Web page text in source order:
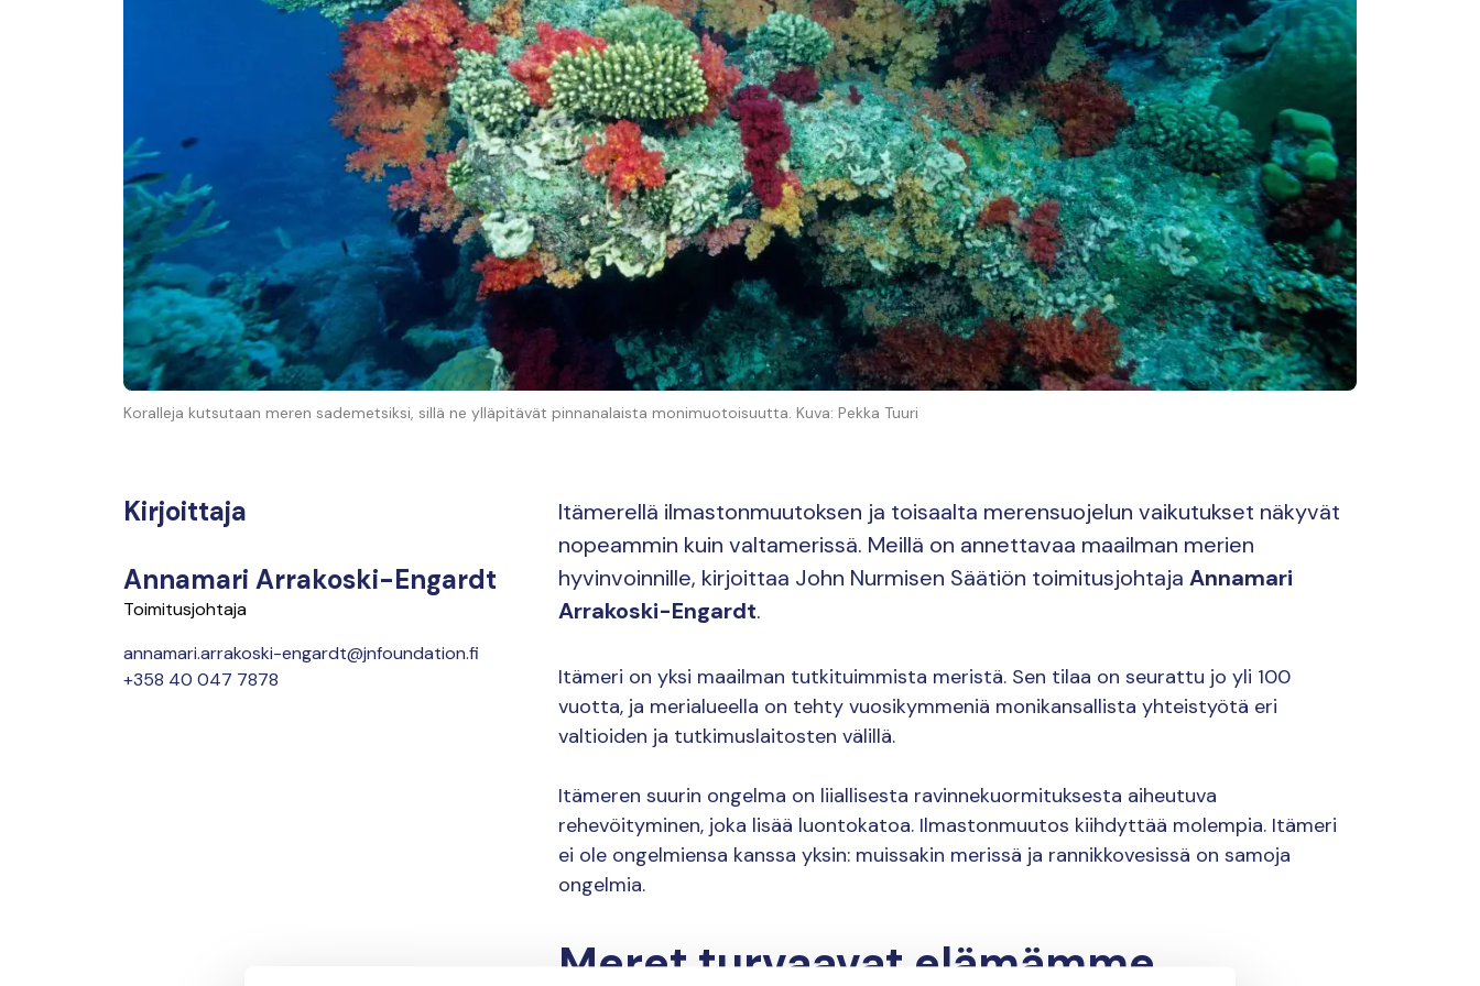
Koralleja kutsutaan meren sademetsiksi, sillä ne ylläpitävät pinnanalaista monimuotoisuutta. Kuva: Pekka Tuuri
Kirjoittaja
Annamari Arrakoski-Engardt
Toimitusjohtaja
annamari.arrakoski-engardt@jnfoundation.fi
+358 40 047 7878
Itämerellä ilmastonmuutoksen ja toisaalta merensuojelun vaikutukset näkyvät
nopeammin kuin valtamerissä. Meillä on annettavaa maailman merien
hyvinvoinnille, kirjoittaa John Nurmisen Säätiön toimitusjohtaja Annamari
Arrakoski-Engardt.
Itämeri on yksi maailman tutkituimmista meristä. Sen tilaa on seurattu jo yli 100
vuotta, ja merialueella on tehty vuosikymmeniä monikansallista yhteistyötä eri
valtioiden ja tutkimuslaitosten välillä.
Itämeren suurin ongelma on liiallisesta ravinnekuormituksesta aiheutuva
rehevöityminen, joka lisää luontokatoa. Ilmastonmuutos kiihdyttää molempia. Itämeri
ei ole ongelmiensa kanssa yksin: muissakin merissä ja rannikkovesissä on samoja
ongelmia.
Meret turvaavat elämämme